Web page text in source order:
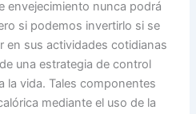
envejecimiento nunca podrá
si podemos invertirlo si se
en sus actividades cotidianas
una estrategia de control
la vida. Tales componentes
mediante el uso de la